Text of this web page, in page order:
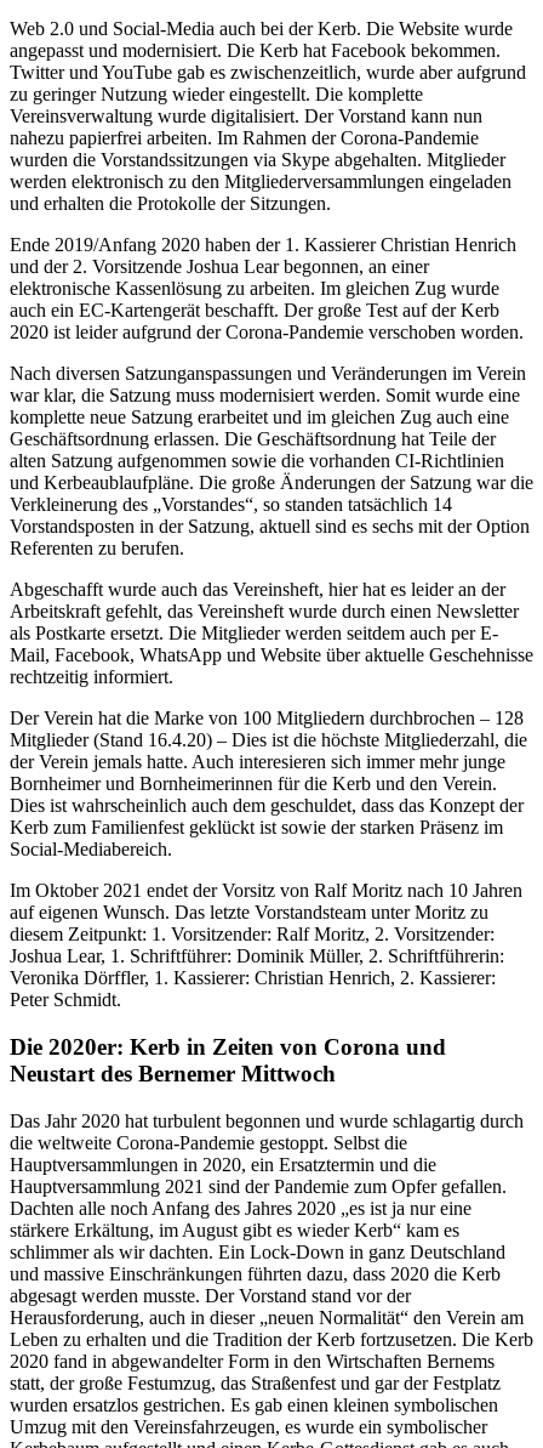
Web 2.0 und Social-Media auch bei der Kerb. Die Website wurde
angepasst und modernisiert. Die Kerb hat Facebook bekommen.
Twitter und YouTube gab es zwischenzeitlich, wurde aber aufgrund
zu geringer Nutzung wieder eingestellt. Die komplette
Vereinsverwaltung wurde digitalisiert. Der Vorstand kann nun
nahezu papierfrei arbeiten. Im Rahmen der Corona-Pandemie
wurden die Vorstandssitzungen via Skype abgehalten. Mitglieder
werden elektronisch zu den Mitgliederversammlungen eingeladen
und erhalten die Protokolle der Sitzungen.
Ende 2019/Anfang 2020 haben der 1. Kassierer Christian Henrich
und der 2. Vorsitzende Joshua Lear begonnen, an einer
elektronische Kassenlösung zu arbeiten. Im gleichen Zug wurde
auch ein EC-Kartengerät beschafft. Der große Test auf der Kerb
2020 ist leider aufgrund der Corona-Pandemie verschoben worden.
Nach diversen Satzunganspassungen und Veränderungen im Verein
war klar, die Satzung muss modernisiert werden. Somit wurde eine
komplette neue Satzung erarbeitet und im gleichen Zug auch eine
Geschäftsordnung erlassen. Die Geschäftsordnung hat Teile der
alten Satzung aufgenommen sowie die vorhanden CI-Richtlinien
und Kerbeaublaufpläne. Die große Änderungen der Satzung war die
Verkleinerung des „Vorstandes“, so standen tatsächlich 14
Vorstandsposten in der Satzung, aktuell sind es sechs mit der Option
Referenten zu berufen.
Abgeschafft wurde auch das Vereinsheft, hier hat es leider an der
Arbeitskraft gefehlt, das Vereinsheft wurde durch einen Newsletter
als Postkarte ersetzt. Die Mitglieder werden seitdem auch per E-
Mail, Facebook, WhatsApp und Website über aktuelle Geschehnisse
rechtzeitig informiert.
Der Verein hat die Marke von 100 Mitgliedern durchbrochen – 128
Mitglieder (Stand 16.4.20) – Dies ist die höchste Mitgliederzahl, die
der Verein jemals hatte. Auch interesieren sich immer mehr junge
Bornheimer und Bornheimerinnen für die Kerb und den Verein.
Dies ist wahrscheinlich auch dem geschuldet, dass das Konzept der
Kerb zum Familienfest geklückt ist sowie der starken Präsenz im
Social-Mediabereich.
Im Oktober 2021 endet der Vorsitz von Ralf Moritz nach 10 Jahren
auf eigenen Wunsch. Das letzte Vorstandsteam unter Moritz zu
diesem Zeitpunkt: 1. Vorsitzender: Ralf Moritz, 2. Vorsitzender:
Joshua Lear, 1. Schriftführer: Dominik Müller, 2. Schriftführerin:
Veronika Dörffler, 1. Kassierer: Christian Henrich, 2. Kassierer:
Peter Schmidt.
Die 2020er: Kerb in Zeiten von Corona und
Neustart des Bernemer Mittwoch
Das Jahr 2020 hat turbulent begonnen und wurde schlagartig durch
die weltweite Corona-Pandemie gestoppt. Selbst die
Hauptversammlungen in 2020, ein Ersatztermin und die
Hauptversammlung 2021 sind der Pandemie zum Opfer gefallen.
Dachten alle noch Anfang des Jahres 2020 „es ist ja nur eine
stärkere Erkältung, im August gibt es wieder Kerb“ kam es
schlimmer als wir dachten. Ein Lock-Down in ganz Deutschland
und massive Einschränkungen führten dazu, dass 2020 die Kerb
abgesagt werden musste. Der Vorstand stand vor der
Herausforderung, auch in dieser „neuen Normalität“ den Verein am
Leben zu erhalten und die Tradition der Kerb fortzusetzen. Die Kerb
2020 fand in abgewandelter Form in den Wirtschaften Bernems
statt, der große Festumzug, das Straßenfest und gar der Festplatz
wurden ersatzlos gestrichen. Es gab einen kleinen symbolischen
Umzug mit den Vereinsfahrzeugen, es wurde ein symbolischer